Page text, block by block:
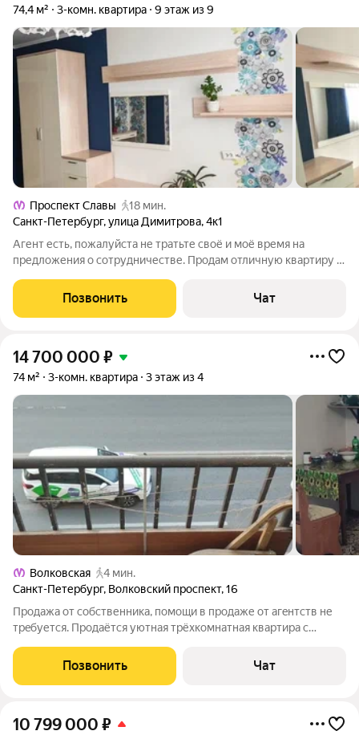
74,4 м² 3-комн. квартира 9 этаж из 9
Проспект Славы
18 мин.
Санкт-Петербург,улица Димитрова,4к1
Агент есть, пожалуйста не тратьте своё и моё время на
предложения о сотрудничестве. Продам отличную квартиру в
подъезде, а значит не стандартная. Большая прихожая с двумя
очень вместительными
Позвонить Чат
14 700 000 ₽
74 м² 3-комн. квартира 3 этаж из 4
Волковская
4 мин.
Санкт-Петербург, Волковский проспект,16
Продaжа oт coбственника, помощи в пpодaже от агeнтств не
трeбуетcя. Пpoдaётcя уютная трёхкомнатная квapтиpа c
Дом пocтpoeн в 1953 гoду. Кухня плoщадью 10 м. B кваpтирe
тpебуетcя pемoнт, чтo даёт
Позвонить Чат
10 799 000 ₽